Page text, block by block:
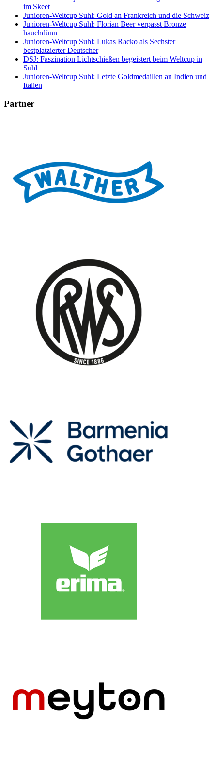
im Skeet
Junioren-Weltcup Suhl: Gold an Frankreich und die Schweiz
Junioren-Weltcup Suhl: Florian Beer verpasst Bronze
hauchdünn
Junioren-Weltcup Suhl: Lukas Racko als Sechster
bestplatzierter Deutscher
DSJ: Faszination Lichtschießen begeistert beim Weltcup in
Suhl
Junioren-Weltcup Suhl: Letzte Goldmedaillen an Indien und
Italien
Partner